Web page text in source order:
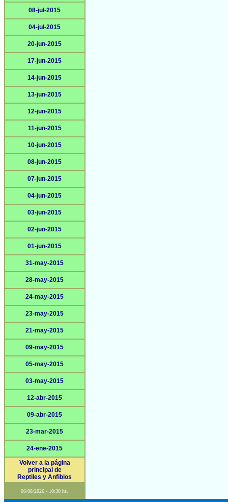
08-jul-2015
04-jul-2015
20-jun-2015
17-jun-2015
14-jun-2015
13-jun-2015
12-jun-2015
11-jun-2015
10-jun-2015
08-jun-2015
07-jun-2015
04-jun-2015
03-jun-2015
02-jun-2015
01-jun-2015
31-may-2015
28-may-2015
24-may-2015
23-may-2015
21-may-2015
09-may-2015
05-may-2015
03-may-2015
12-abr-2015
09-abr-2015
23-mar-2015
24-ene-2015
Volver a la página
principal de
Reptiles y Anfibios
06/08/2026 - 10:30 hs.